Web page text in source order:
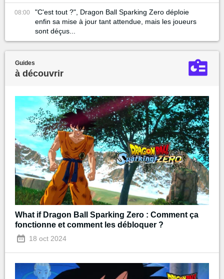
08:00
"C'est tout ?", Dragon Ball Sparking Zero déploie
enfin sa mise à jour tant attendue, mais les joueurs
sont déçus...
Guides
à découvrir
What if Dragon Ball Sparking Zero : Comment ça
fonctionne et comment les débloquer ?
18 oct 2024